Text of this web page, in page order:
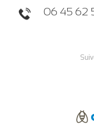
06 45 62